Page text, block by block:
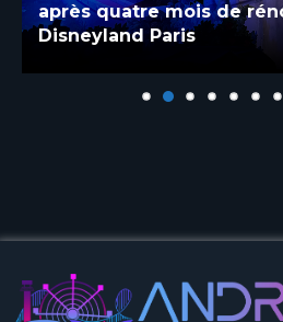
après quatre mois de
Disneyland Paris